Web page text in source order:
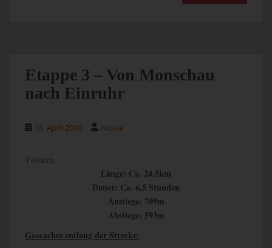
Etappe 3 – Von Monschau
nach Einruhr
18. April 2010 Nicole
Twittern
Länge: Ca. 24,5km
Dauer: Ca. 6,5 Stunden
Anstiege: 709m
Abstiege: 593m
Geocaches entlang der Strecke: